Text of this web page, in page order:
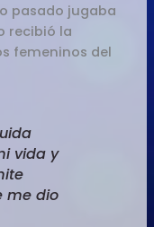
pasado jugaba
recibió la
femeninos del
vida y
me dio